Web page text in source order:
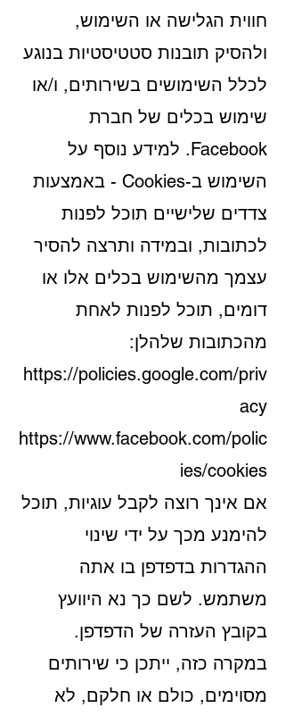
חווית הגלישה או השימוש,
ולהסיק תובנות סטטיסטיות בנוגע
לכלל השימושים בשירותים, ו/או
שימוש בכלים של חברת
Facebook. למידע נוסף על
השימוש ב-Cookies - באמצעות
צדדים שלישיים תוכל לפנות
לכתובות, ובמידה ותרצה להסיר
עצמך מהשימוש בכלים אלו או
דומים, תוכל לפנות לאחת
מהכתובות שלהלן:
https://policies.google.com/priv
acy
https://www.facebook.com/polic
ies/cookies
אם אינך רוצה לקבל עוגיות, תוכל
להימנע מכך על ידי שינוי
ההגדרות בדפדפן בו אתה
משתמש. לשם כך נא היוועץ
בקובץ העזרה של הדפדפן.
במקרה כזה, ייתכן כי שירותים
מסוימים, כולם או חלקם, לא